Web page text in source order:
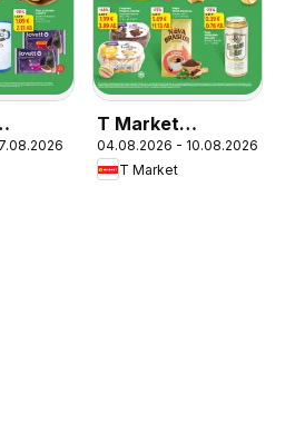
T Market
Седмична
брошура
04.08.2026 - 10.08.2026
T Market